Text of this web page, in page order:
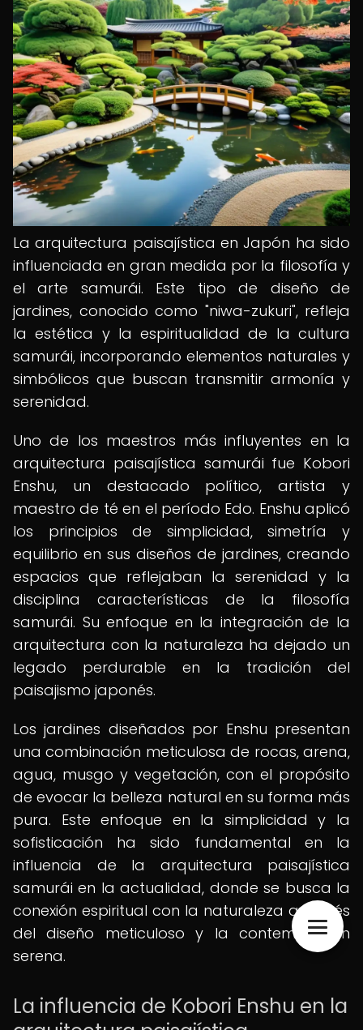
La arquitectura paisajística en Japón ha sido
influenciada en gran medida por la filosofía y
el arte samurái. Este tipo de diseño de
jardines, conocido como "niwa-zukuri", refleja
la estética y la espiritualidad de la cultura
samurái, incorporando elementos naturales y
simbólicos que buscan transmitir armonía y
serenidad.
Uno de los maestros más influyentes en la
arquitectura paisajística samurái fue Kobori
Enshu, un destacado político, artista y
maestro de té en el período Edo. Enshu aplicó
los principios de simplicidad, simetría y
equilibrio en sus diseños de jardines, creando
espacios que reflejaban la serenidad y la
disciplina características de la filosofía
samurái. Su enfoque en la integración de la
arquitectura con la naturaleza ha dejado un
legado perdurable en la tradición del
paisajismo japonés.
Los jardines diseñados por Enshu presentan
una combinación meticulosa de rocas, arena,
agua, musgo y vegetación, con el propósito
de evocar la belleza natural en su forma más
pura. Este enfoque en la simplicidad y la
sofisticación ha sido fundamental en la
influencia de la arquitectura paisajística
samurái en la actualidad, donde se busca la
conexión espiritual con la naturaleza a través
del diseño meticuloso y la contemplación
serena.
La influencia de Kobori Enshu en la